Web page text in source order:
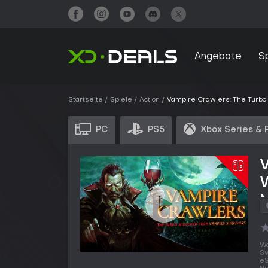
Angebote
Startseite Spiele Action Vampire Crawlers: The
PC PS5 Xbox Series &